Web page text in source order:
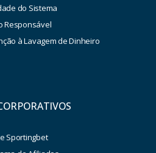
do Sistema
Responsável
à Lavagem de Dinheiro
Sportingbet